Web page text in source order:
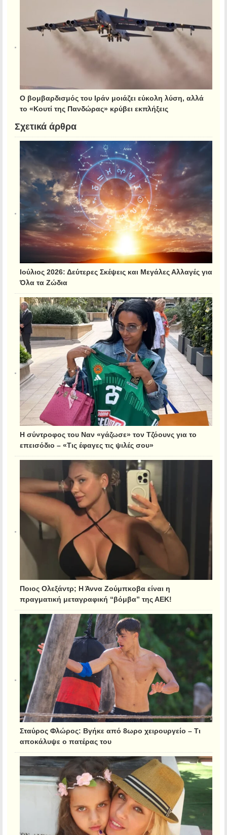
Ο βομβαρδισμός του Ιράν μοιάζει εύκολη λύση, αλλά
το «Κουτί της Πανδώρας» κρύβει εκπλήξεις
Σχετικά άρθρα
Ιούλιος 2026: Δεύτερες Σκέψεις και Μεγάλες Αλλαγές για
Όλα τα Ζώδια
Η σύντροφος του Ναν «γάζωσε» τον Τζόουνς για το
επεισόδιο – «Τις έφαγες τις ψιλές σου»
Ποιος Ολεξάντρ; Η Άννα Ζούμπκοβα είναι η
πραγματική μεταγραφική “βόμβα” της ΑΕΚ!
Σταύρος Φλώρος: Βγήκε από 8ωρο χειρουργείο – Τι
αποκάλυψε ο πατέρας του